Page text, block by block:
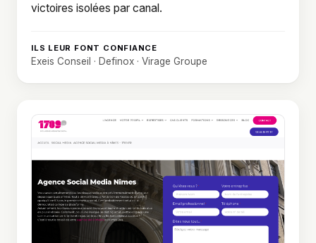
victoires isolées par canal.
ILS LEUR FONT CONFIANCE
Exeis Conseil · Definox · Virage Groupe